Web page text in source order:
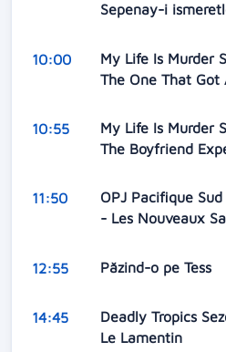
Sepenay-i
10:00
My Life Is Murder
The One That
10:55
My Life Is Murder
The Boyfriend
11:50
OPJ Pacifique
- Les Nouveaux
12:55 Păzind-o pe Tess
14:45
Deadly Tropics
Le Lamentin